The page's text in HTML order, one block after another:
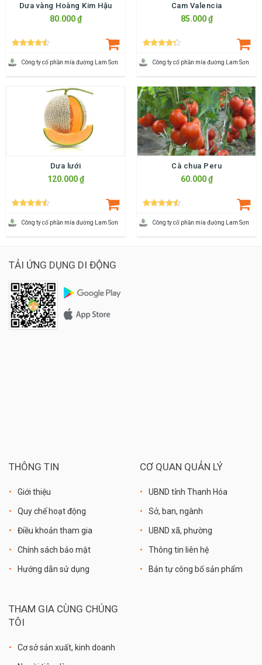
Dưa vàng Hoàng Kim Hậu
80.000 ₫
Công ty cố phần mía đường Lam Sơn
Cam Valencia
85.000 ₫
Công ty cố phần mía đường Lam Sơn
Dưa lưới
120.000 ₫
Công ty cố phần mía đường Lam Sơn
Cà chua Peru
60.000 ₫
Công ty cố phần mía đường Lam Sơn
TẢI ỨNG DỤNG DI ĐỘNG
THÔNG TIN
Giới thiệu
Quy chế hoạt động
Điều khoản tham gia
Chính sách bảo mật
Hướng dẫn sử dụng
CƠ QUAN QUẢN LÝ
UBND tỉnh Thanh Hóa
Sở, ban, ngành
UBND xã, phường
Thông tin liên hệ
Bản tự công bố sản phẩm
THAM GIA CÙNG CHÚNG
TÔI
Cơ sở sản xuất, kinh doanh